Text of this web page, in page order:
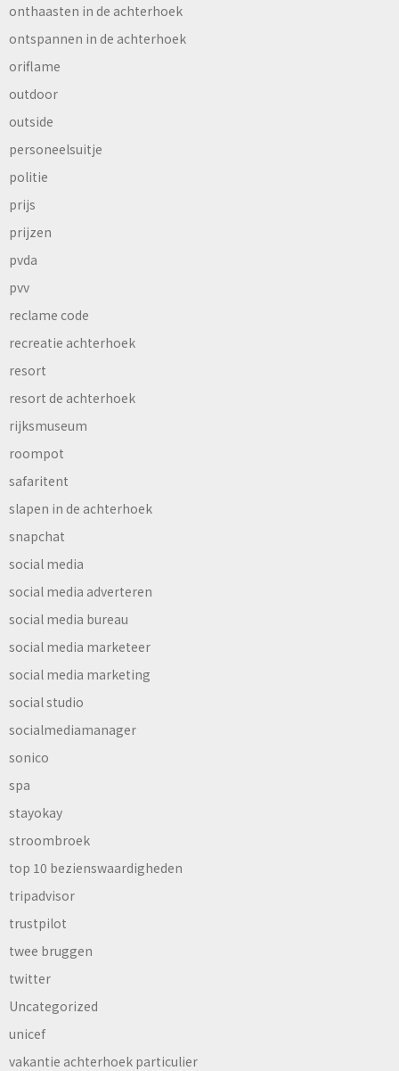
onthaasten in de achterhoek
ontspannen in de achterhoek
oriflame
outdoor
outside
personeelsuitje
politie
prijs
prijzen
pvda
pvv
reclame code
recreatie achterhoek
resort
resort de achterhoek
rijksmuseum
roompot
safaritent
slapen in de achterhoek
snapchat
social media
social media adverteren
social media bureau
social media marketeer
social media marketing
social studio
socialmediamanager
sonico
spa
stayokay
stroombroek
top 10 bezienswaardigheden
tripadvisor
trustpilot
twee bruggen
twitter
Uncategorized
unicef
vakantie achterhoek particulier